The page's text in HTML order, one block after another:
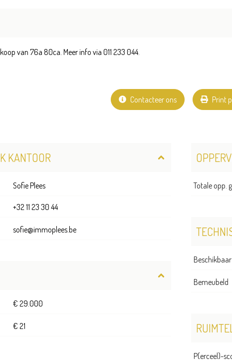
van 76a 80ca. Meer info via 011 233 044.
Contacteer ons Print
KANTOOR
Sofie Plees
+32 11 23 30 44
sofie@immoplees.be
€ 29.000
€ 21
Totale opp.
Beschikbaar
Bemeubeld
P(erceel)-